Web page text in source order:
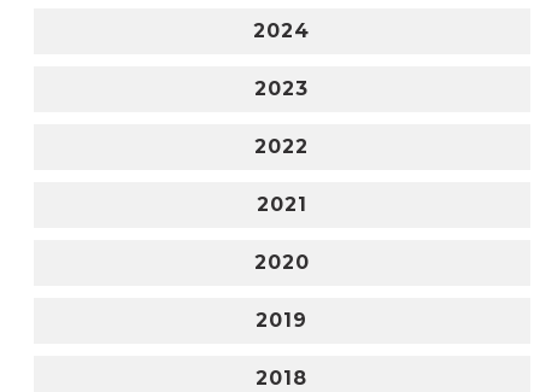
2024
2023
2022
2021
2020
2019
2018